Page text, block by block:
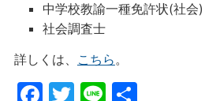
中学校教諭一種免許状(社会)
社会調査士
詳しくは、
こちら。
F T Li 共